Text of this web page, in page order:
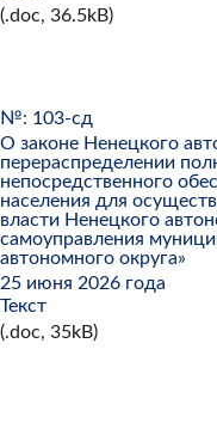
(.doc, 36.5kB)
№: 103-сд
О законе Ненецкого
перераспределении
непосредственного
населения для
власти Ненецкого
самоуправления
автономного округа»
25 июня 2026 года
Текст
(.doc, 35kB)